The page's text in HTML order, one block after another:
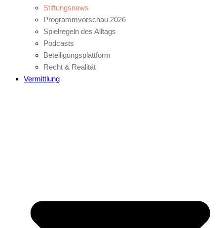
Stiftungsnews
Programmvorschau 2026
Spielregeln des Alltags
Podcasts
Beteiligungsplattform
Recht & Realität
Vermittlung